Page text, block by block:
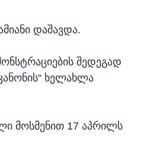
დაშავდა.
შედეგად
ხელახლა
მოსმენით 17 აპრილს